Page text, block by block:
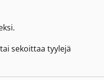
sekoittaa tyylejä